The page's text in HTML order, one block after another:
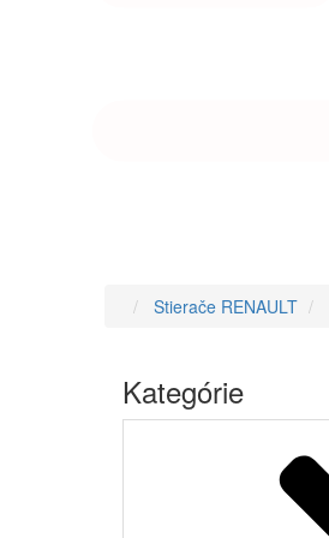
Stierače RENAULT
Kategórie